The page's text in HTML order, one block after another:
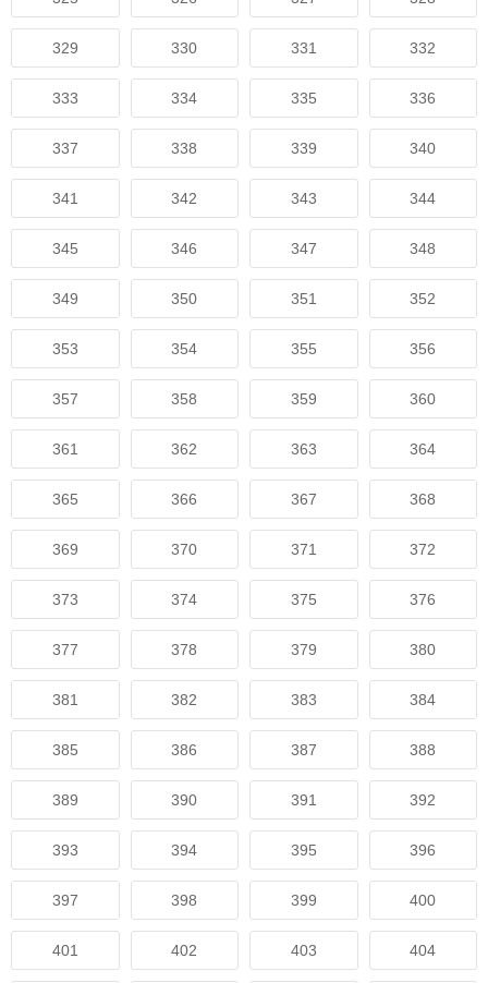
329 330 331 332
333 334 335 336
337 338 339 340
341 342 343 344
345 346 347 348
349 350 351 352
353 354 355 356
357 358 359 360
361 362 363 364
365 366 367 368
369 370 371 372
373 374 375 376
377 378 379 380
381 382 383 384
385 386 387 388
389 390 391 392
393 394 395 396
397 398 399 400
401 402 403 404